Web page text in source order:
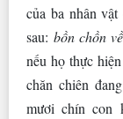
của ba nhân
sau:bồn chồn
nếu họ thực
chăn chiên
mươi chín con